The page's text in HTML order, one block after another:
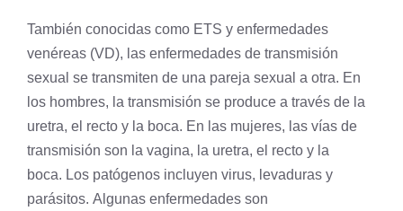
También conocidas como ETS y enfermedades
venéreas (VD), las enfermedades de transmisión
sexual se transmiten de una pareja sexual a otra. En
los hombres, la transmisión se produce a través de la
uretra, el recto y la boca. En las mujeres, las vías de
transmisión son la vagina, la uretra, el recto y la
boca. Los patógenos incluyen virus, levaduras y
parásitos. Algunas enfermedades son